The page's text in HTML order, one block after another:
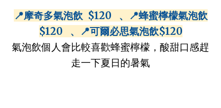
📍摩奇多氣泡飲 $120 ⠀、📍蜂蜜檸檬氣泡飲
$120 ⠀、
📍可爾必思氣泡飲$120
氣泡飲個人會比較喜歡蜂蜜檸檬，酸甜口感趕
走一下夏日的暑氣